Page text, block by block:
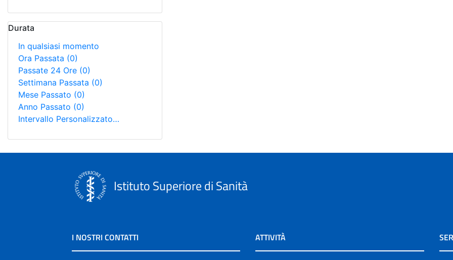
Durata
In qualsiasi momento
Ora Passata (0)
Passate 24 Ore (0)
Settimana Passata (0)
Mese Passato (0)
Anno Passato (0)
Intervallo Personalizzato…
Istituto Superiore di Sanità
I NOSTRI CONTATTI ATTIVITÀ